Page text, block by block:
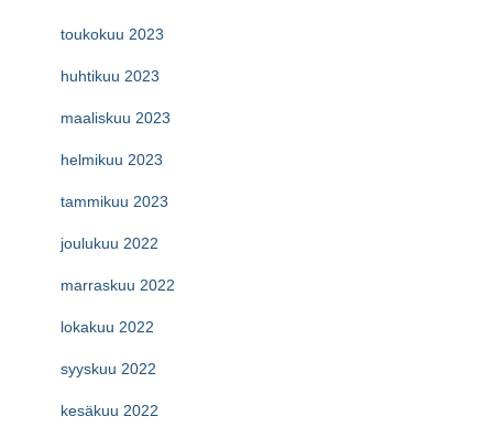
toukokuu 2023
huhtikuu 2023
maaliskuu 2023
helmikuu 2023
tammikuu 2023
joulukuu 2022
marraskuu 2022
lokakuu 2022
syyskuu 2022
kesäkuu 2022